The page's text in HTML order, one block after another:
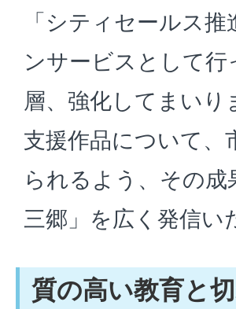
「シティセールス
ンサービスとして
層、強化してまい
支援作品について、
られるよう、その
三郷」を広く発信い
質の高い教育と